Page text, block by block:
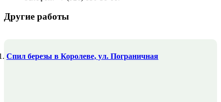
Другие работы
Спил березы в Королеве, ул. Пограничная